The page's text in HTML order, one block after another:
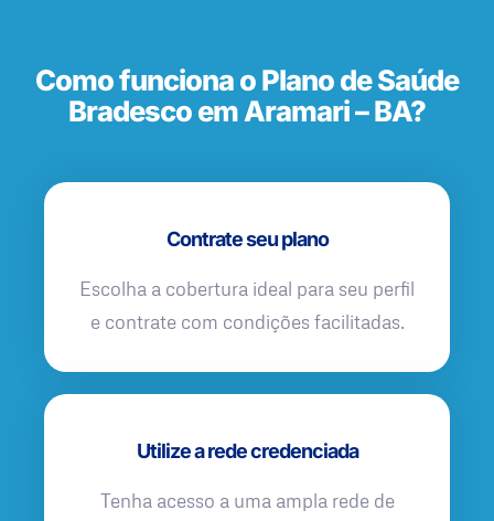
Como funciona o Plano de Saúde
Bradesco em Aramari – BA?
Contrate seu plano
Escolha a cobertura ideal para seu perfil
e contrate com condições facilitadas.
Utilize a rede credenciada
Tenha acesso a uma ampla rede de